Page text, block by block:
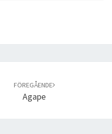
FÖREGÅENDE
Agape